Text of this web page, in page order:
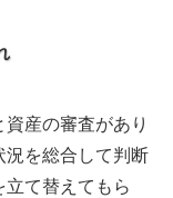
産の審査があり
況を総合して判断
て替えてもら